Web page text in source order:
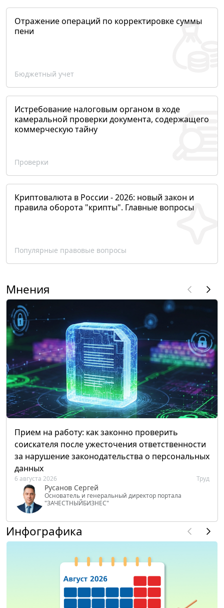
Отражение операций по корректировке суммы
пени
Бюджетный учет
Истребование налоговым органом в ходе
камеральной проверки документа, содержащего
коммерческую тайну
Проверки
Криптовалюта в России - 2026: новый закон и
правила оборота "крипты". Главные вопросы
Популярные правовые вопросы
Мнения
Прием на работу: как законно проверить
соискателя после ужесточения ответственности
за нарушение законодательства о персональных
данных
6 августа 2026 Труд
Русанов Сергей
Основатель и генеральный директор портала
"ЗАЧЕСТНЫЙБИЗНЕС"
Инфографика